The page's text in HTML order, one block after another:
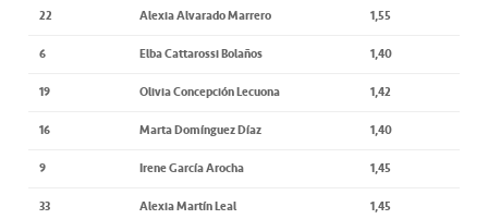
22 Alexia Alvarado Marrero 1,55
6 Elba Cattarossi Bolaños 1,40
19 Olivia Concepción Lecuona 1,42
16 Marta Domínguez Díaz 1,40
9 Irene García Arocha 1,45
33 Alexia Martín Leal 1,45